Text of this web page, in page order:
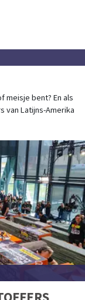
meisje bent? En als
van Latijns-Amerika